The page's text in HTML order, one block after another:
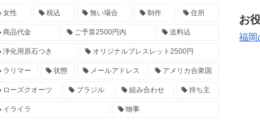
女性 税込 無い場合 制作 住所
商品代金 ご予算2500円内 送料込
浄化用原石つき オリジナルブレスレット2500円
ラリマー 状態 メールアドレス アメリカ合衆国
ローズクオーツ ブラジル 組み合わせ 持ち主
イライラ 物事
お
福岡